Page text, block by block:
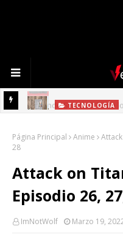
TECNOLOGÍA
Página Principal Anime
28
Attack on
Episodio 26,
ImNotWolf Marzo 19,